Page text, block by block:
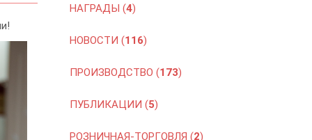
НАГРАДЫ (4)
НОВОСТИ (116)
ПРОИЗВОДСТВО (173)
ПУБЛИКАЦИИ (5)
РОЗНИЧНАЯ-ТОРГОВЛЯ (2)